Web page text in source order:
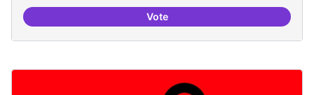
Vote Comunitat